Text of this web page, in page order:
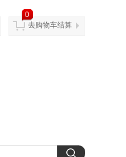
0
去购物车结算